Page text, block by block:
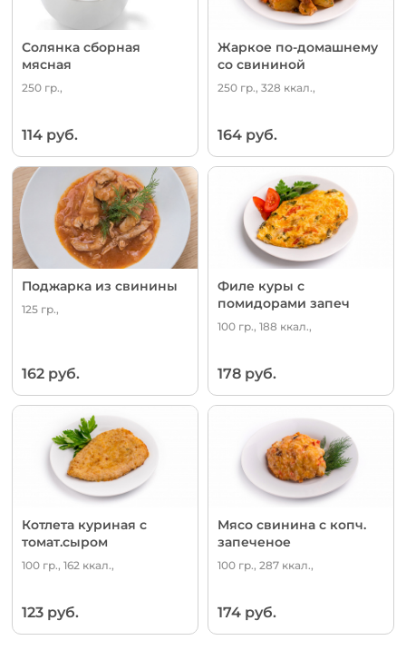
Солянка сборная
мясная
250 гр.,
114 руб.
Жаркое по-домашнему
со свининой
250 гр., 328 ккал.,
164 руб.
Поджарка из свинины
125 гр.,
162 руб.
Филе куры с
помидорами запеч
100 гр., 188 ккал.,
178 руб.
Котлета куриная с
томат.сыром
100 гр., 162 ккал.,
123 руб.
Мясо свинина с копч.
запеченое
100 гр., 287 ккал.,
174 руб.